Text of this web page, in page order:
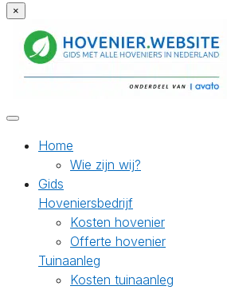
×
Home
Wie zijn wij?
Gids
Hoveniersbedrijf
Kosten hovenier
Offerte hovenier
Tuinaanleg
Kosten tuinaanleg